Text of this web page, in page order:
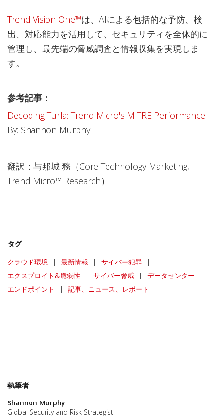
Trend Vision One™は、AIによる包括的な予防、検
出、対応能力を活用して、セキュリティを全体的に
管理し、最先端の脅威調査と情報収集を実現しま
す。
参考記事：
Decoding Turla: Trend Micro's MITRE Performance
By: Shannon Murphy
翻訳：与那城 務（Core Technology Marketing,
Trend Micro™ Research）
タグ
クラウド環境 | 最新情報 | サイバー犯罪
|
エクスプロイト&脆弱性
| サイバー脅威 | データセンター
|
エンドポイント
| 記事、ニュース、レポート
執筆者
Shannon Murphy
Global Security and Risk Strategist